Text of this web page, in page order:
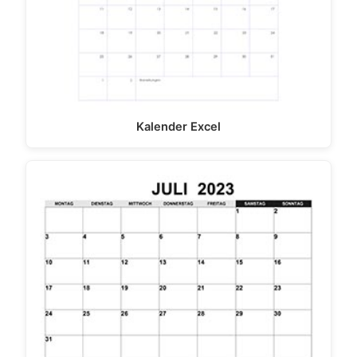
Kalender Excel